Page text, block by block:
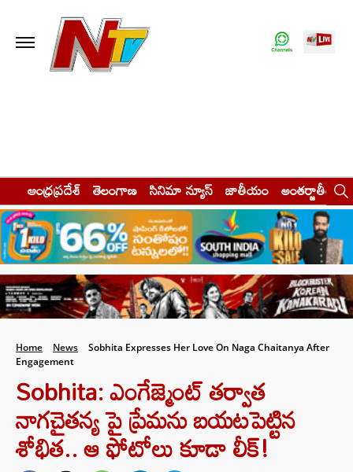
ఆంధ్రప్రదేశ్ తెలంగాణ సినిమా న్యూస్ జాతీయం అంతర్జాతీయం
Home News
Sobhita Expresses Her Love On Naga Chaitanya After
Engagement
Sobhita: ఎంగేజ్మెంట్ తర్వాత
నాగచైతన్య పై ప్రేమను బయటపెట్టిన
శోభిత.. ఆ ఫోటోలు కూడా లీక్!